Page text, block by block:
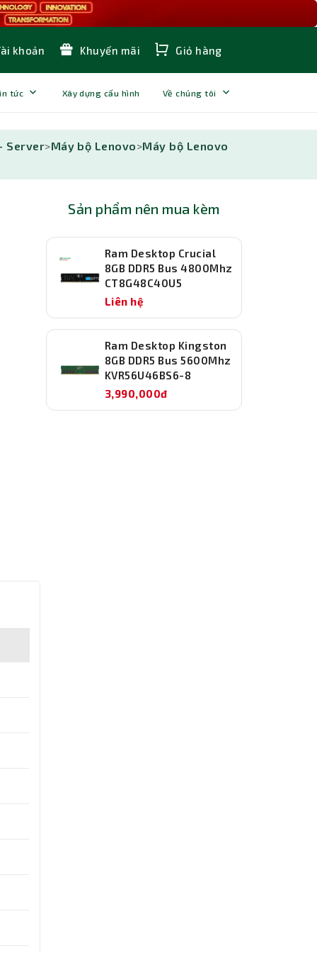
khoản Khuyến mãi Giỏ hàng
tức Xây dựng cấu hình Về chúng tôi
Server>Máy bộ Lenovo>Máy bộ Lenovo
Sản phẩm nên mua kèm
Ram Desktop Crucial
8GB DDR5 Bus 4800Mhz
CT8G48C40U5
Liên hệ
Ram Desktop Kingston
8GB DDR5 Bus 5600Mhz
KVR56U46BS6-8
3,990,000đ